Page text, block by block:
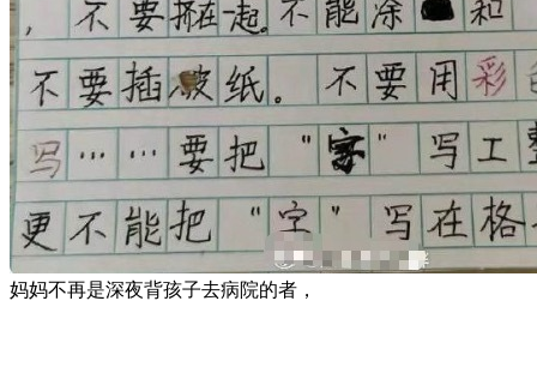
妈妈不再是深夜背孩子去病院的者，